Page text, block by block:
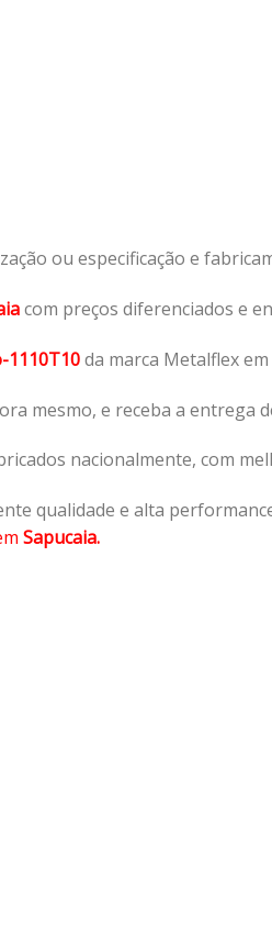
ou especificação e
com preços diferenciados e
1110T10da marca Metalflex em
mesmo, e receba a entrega
nacionalmente, com
qualidade e alta
Sapucaia.